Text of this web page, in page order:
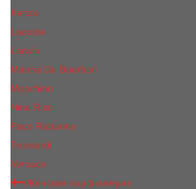
Kenzo
Lacoste
Lanvin
Marina De Bourbon
Moschino
Nina Ricci
Paco Rabanne
Trussardi
Versace
Женская парфюмерия